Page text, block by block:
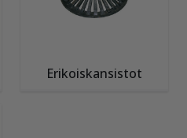
Erikoiskansistot